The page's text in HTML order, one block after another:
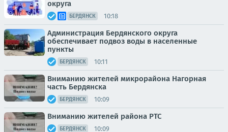
округа
БЕРДЯНСК 10:18
Администрация Бердянского округа
обеспечивает подвоз воды в населенные
пункты
БЕРДЯНСК 10:11
Вниманию жителей микрорайона Нагорная
часть Бердянска
БЕРДЯНСК 10:09
Вниманию жителей района РТС
БЕРДЯНСК 10:09